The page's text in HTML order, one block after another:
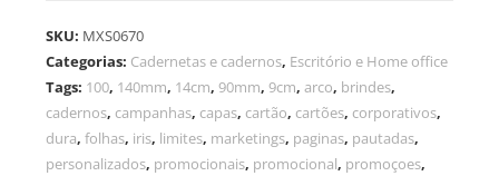
SKU: MXS0670
Categorias: Cadernetas e cadernos, Escritório e Home office
Tags: 100, 140mm, 14cm,90mm,9cm,arco, brindes,
cadernos, campanhas, capas, cartão, cartões, corporativos,
dura,folhas, iris, limites, marketings, paginas, pautadas,
personalizados, promocionais, promocional, promoçoes,